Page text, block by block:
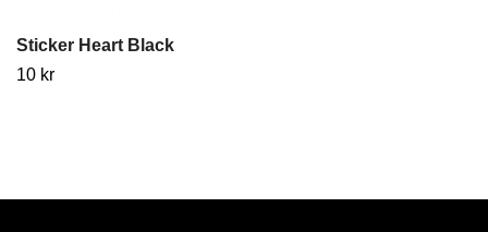
Sticker Heart Black
10 kr